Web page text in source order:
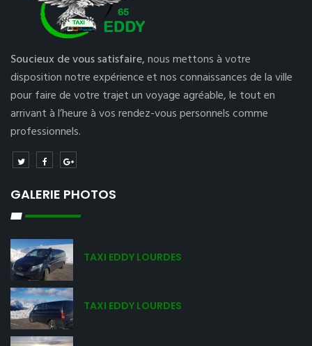
Soucieux de vous satisfaire,nous mettons à votre
disposition notre expérience et nos connaissances de la ville
pour faire de votre trajet un voyage agréable, le tout en
arrivant à l’heure à vos rendez-vous personnels comme
professionnels.
GALERIE PHOTOS
TAXI EDDY LOURDES
TAXI EDDY LOURDES